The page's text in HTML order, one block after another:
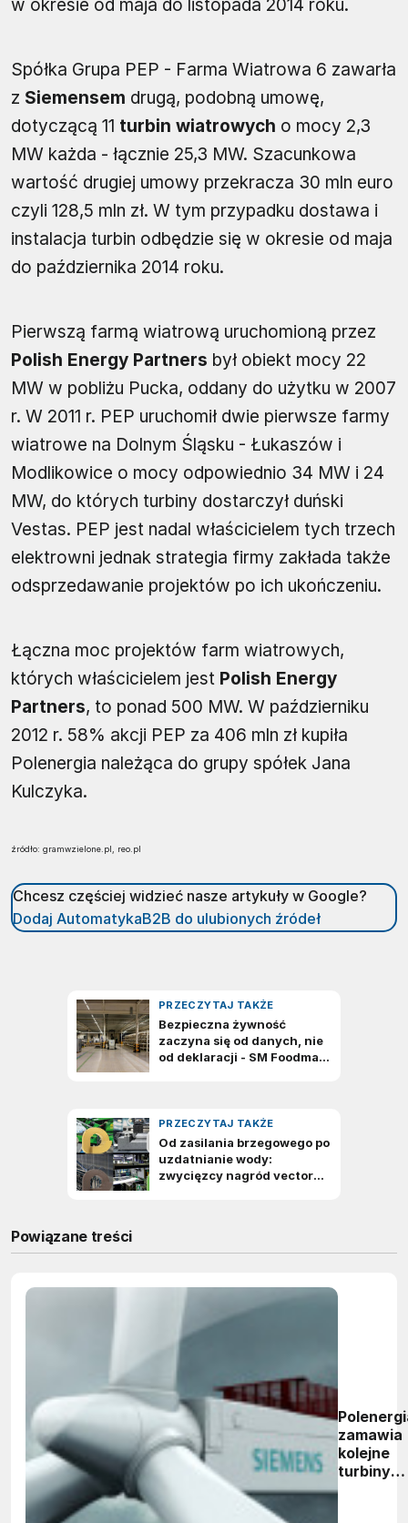
w okresie od maja do listopada 2014 roku.
Spółka Grupa PEP - Farma Wiatrowa 6 zawarła
z Siemensem drugą, podobną umowę,
dotyczącą 11 turbin wiatrowych o mocy 2,3
MW każda - łącznie 25,3 MW. Szacunkowa
wartość drugiej umowy przekracza 30 mln euro
czyli 128,5 mln zł. W tym przypadku dostawa i
instalacja turbin odbędzie się w okresie od maja
do października 2014 roku.
Pierwszą farmą wiatrową uruchomioną przez
Polish Energy Partners był obiekt mocy 22
MW w pobliżu Pucka, oddany do użytku w 2007
r. W 2011 r. PEP uruchomił dwie pierwsze farmy
wiatrowe na Dolnym Śląsku - Łukaszów i
Modlikowice o mocy odpowiednio 34 MW i 24
MW, do których turbiny dostarczył duński
Vestas. PEP jest nadal właścicielem tych trzech
elektrowni jednak strategia firmy zakłada także
odsprzedawanie projektów po ich ukończeniu.
Łączna moc projektów farm wiatrowych,
których właścicielem jest Polish Energy
Partners, to ponad 500 MW. W październiku
2012 r. 58% akcji PEP za 406 mln zł kupiła
Polenergia należąca do grupy spółek Jana
Kulczyka.
źródło: gramwzielone.pl, reo.pl
Chcesz częściej widzieć nasze artykuły w Google?
Dodaj AutomatykaB2B do ulubionych źródeł
Powiązane treści
zamawia
kolejne
turbiny